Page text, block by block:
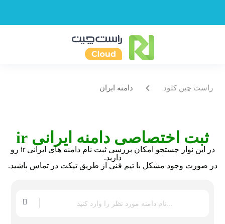
راست چین کلود دامنه ایران
ثبت اختصاصی دامنه ایرانی ir
در این نوار جستجو امکان بررسی ثبت نام دامنه های ایرانی ir رو
دارید.
در صورت وجود مشکل با تیم فنی از طریق تیکت در تماس باشید.